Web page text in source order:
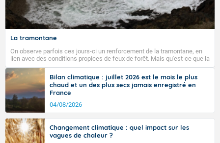
La tramontane
On observe parfois ces jours-ci un renforcement de la tramontane, en
lien avec des conditions propices de feux de forêt. Mais qu'est-ce que la
tramontane ? Quelles sont ses caractéristiques ? La tramontane est un
vent turbulent soufflant de secteur nord-ouest à nord, ou ouest à nord-
ouest, dans un secteur qui part du Roussillon à la vallée de l’Aude et à
l’ouest de l’Hérault. L’étymologie de ce vent vient du latin trasmontanus,
signifiant au-delà des monts, en allusion aux régions montagneuses
d’où provient ce vent.
Bilan climatique : juillet 2026 est le mois le plus
chaud et un des plus secs jamais enregistré en
France
04/08/2026
Changement climatique : quel impact sur les
vagues de chaleur ?